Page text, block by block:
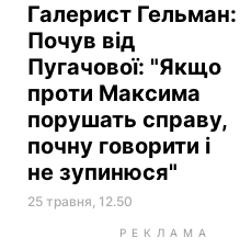
Галерист Гельман:
Почув від
Пугачової: "Якщо
проти Максима
порушать справу,
почну говорити і
не зупинюся"
25 травня, 12.50
РЕКЛАМА